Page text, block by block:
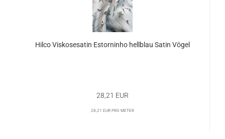
Hilco Viskosesatin Estorninho hellblau Satin Vögel
28,21 EUR
28,21 EUR pro Meter